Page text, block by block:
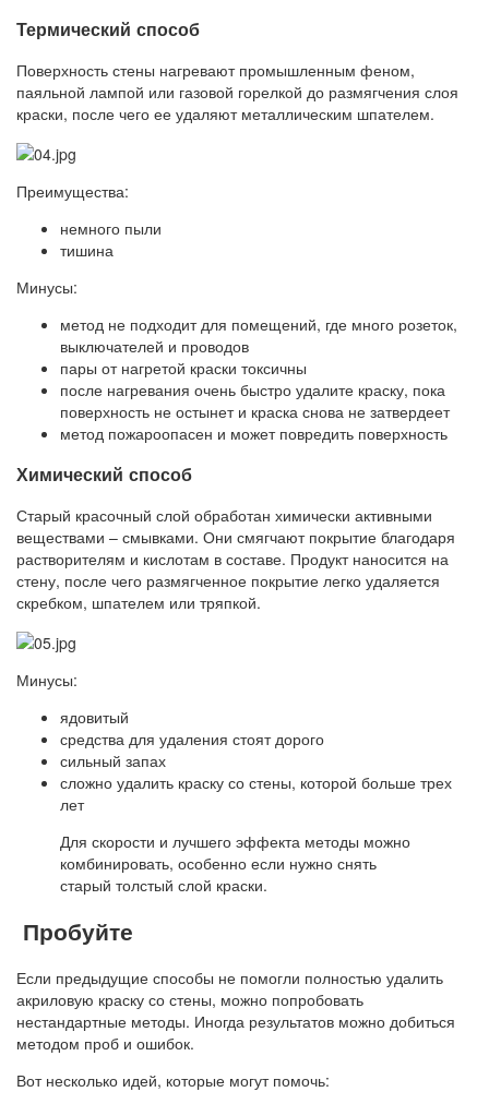
Термический способ
Поверхность стены нагревают промышленным феном,
паяльной лампой или газовой горелкой до размягчения слоя
краски, после чего ее удаляют металлическим шпателем.
Преимущества:
немного пыли
тишина
Минусы:
метод не подходит для помещений, где много розеток,
выключателей и проводов
пары от нагретой краски токсичны
после нагревания очень быстро удалите краску, пока
поверхность не остынет и краска снова не затвердеет
метод пожароопасен и может повредить поверхность
Химический способ
Старый красочный слой обработан химически активными
веществами – смывками. Они смягчают покрытие благодаря
растворителям и кислотам в составе. Продукт наносится на
стену, после чего размягченное покрытие легко удаляется
скребком, шпателем или тряпкой.
Минусы:
ядовитый
средства для удаления стоят дорого
сильный запах
сложно удалить краску со стены, которой больше трех
лет
Для скорости и лучшего эффекта методы можно
комбинировать, особенно если нужно снять
старый толстый слой краски.
Пробуйте
Если предыдущие способы не помогли полностью удалить
акриловую краску со стены, можно попробовать
нестандартные методы. Иногда результатов можно добиться
методом проб и ошибок.
Вот несколько идей, которые могут помочь: